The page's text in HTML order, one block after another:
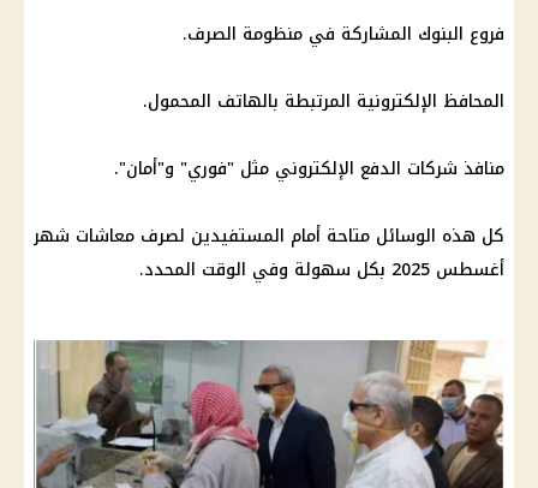
فروع البنوك المشاركة في منظومة الصرف.
المحافظ الإلكترونية المرتبطة بالهاتف المحمول.
منافذ شركات الدفع الإلكتروني مثل "فوري" و"أمان".
كل هذه الوسائل متاحة أمام المستفيدين لصرف معاشات شهر
أغسطس 2025
بكل سهولة وفي الوقت المحدد.